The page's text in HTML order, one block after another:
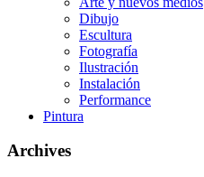
Dibujo
Escultura
Fotografía
Ilustración
Instalación
Performance
Pintura
Archives